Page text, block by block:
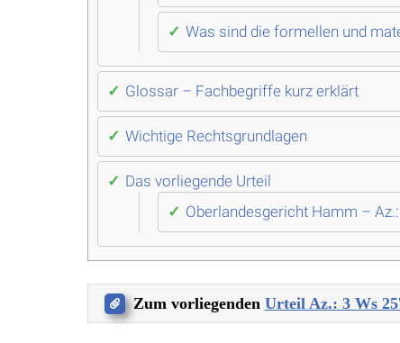
Was sind die formellen und
Glossar – Fachbegriffe kurz erklärt
Wichtige Rechtsgrundlagen
Das vorliegende Urteil
Oberlandesgericht Hamm –
Zum vorliegenden Urteil Az.: 3 Ws